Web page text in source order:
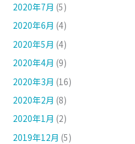
2020年7月 (5)
2020年6月 (4)
2020年5月 (4)
2020年4月 (9)
2020年3月 (16)
2020年2月 (8)
2020年1月 (2)
2019年12月 (5)